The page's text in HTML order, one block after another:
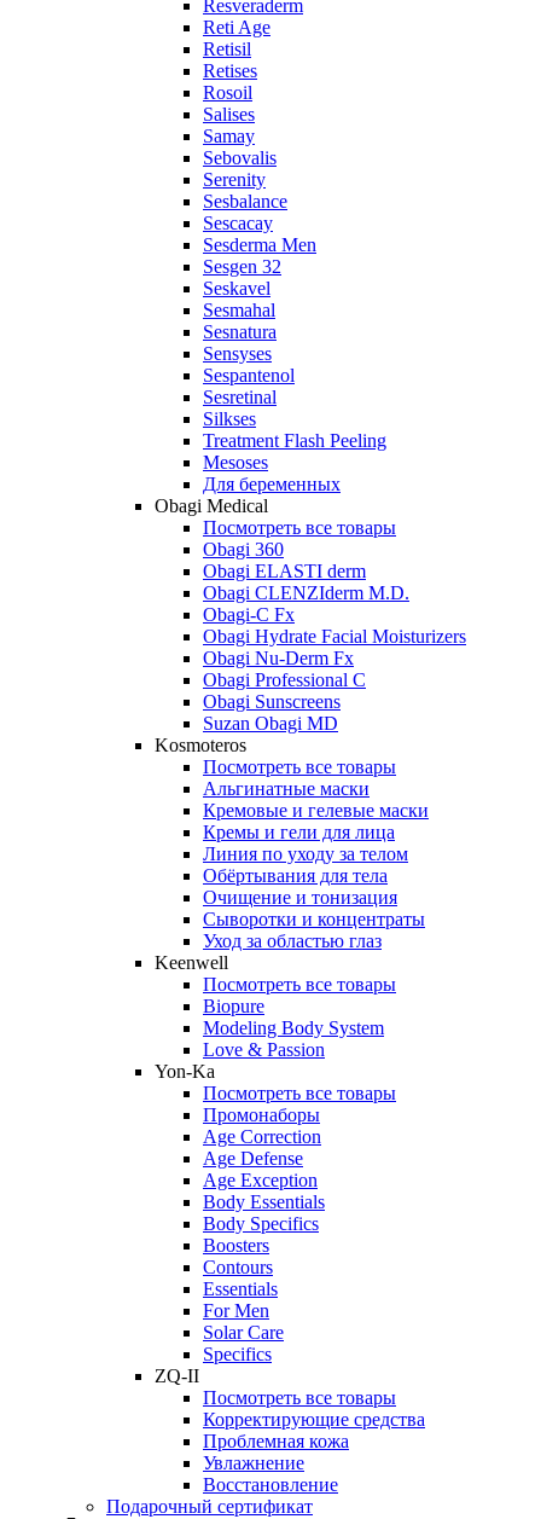
Resveraderm
Reti Age
Retisil
Retises
Rosoil
Salises
Samay
Sebovalis
Serenity
Sesbalance
Sescacay
Sesderma Men
Sesgen 32
Seskavel
Sesmahal
Sesnatura
Sensyses
Sespantenol
Sesretinal
Silkses
Treatment Flash Peeling
Mesoses
Для беременных
Obagi Medical
Посмотреть все товары
Obagi 360
Obagi ELASTI derm
Obagi CLENZIderm M.D.
Obagi-C Fx
Obagi Hydrate Facial Moisturizers
Obagi Nu-Derm Fx
Obagi Professional C
Obagi Sunscreens
Suzan Obagi MD
Kosmoteros
Посмотреть все товары
Альгинатные маски
Кремовые и гелевые маски
Кремы и гели для лица
Линия по уходу за телом
Обёртывания для тела
Очищение и тонизация
Сыворотки и концентраты
Уход за областью глаз
Keenwell
Посмотреть все товары
Biopure
Modeling Body System
Love & Passion
Yon-Ka
Посмотреть все товары
Промонаборы
Age Correction
Age Defense
Age Exception
Body Essentials
Body Specifics
Boosters
Contours
Essentials
For Men
Solar Care
Specifics
ZQ-II
Посмотреть все товары
Корректирующие средства
Проблемная кожа
Увлажнение
Восстановление
Подарочный сертификат